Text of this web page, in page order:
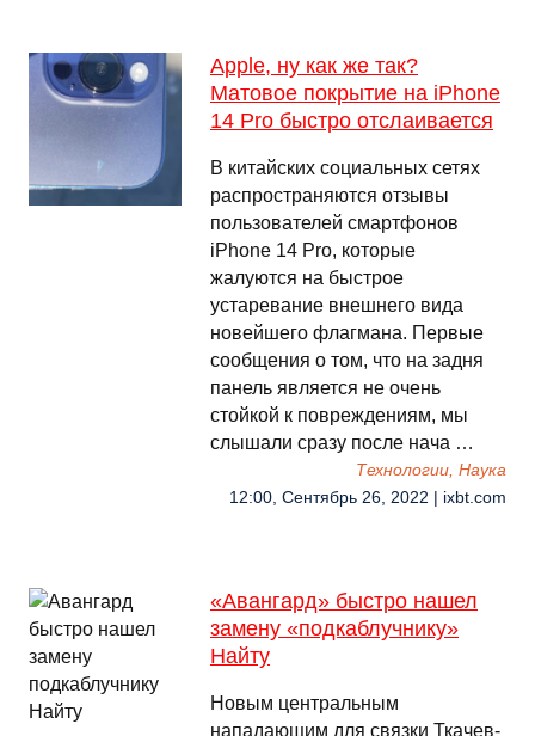
Apple, ну как же так?
Матовое покрытие на iPhone
14 Pro быстро отслаивается
В китайских социальных сетях
распространяются отзывы
пользователей смартфонов
iPhone 14 Pro, которые
жалуются на быстрое
устаревание внешнего вида
новейшего флагмана. Первые
сообщения о том, что на задня
панель является не очень
стойкой к повреждениям, мы
слышали сразу после нача …
Технологии, Наука
12:00, Сентябрь 26, 2022 | ixbt.com
«Авангард» быстро нашел
замену «подкаблучнику»
Найту
Новым центральным
нападающим для связки Ткачев-